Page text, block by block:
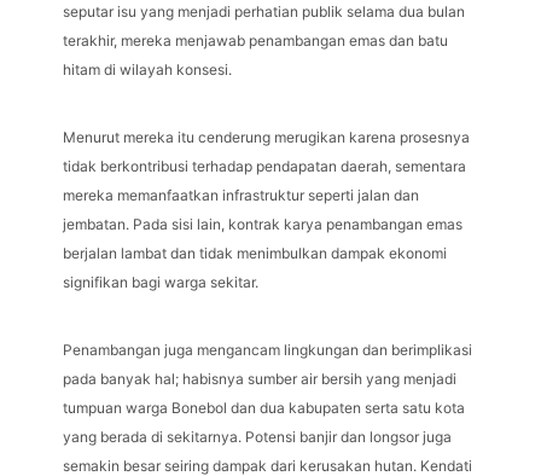
seputar isu yang menjadi perhatian publik selama dua bulan
terakhir, mereka menjawab penambangan emas dan batu
hitam di wilayah konsesi.
Menurut mereka itu cenderung merugikan karena prosesnya
tidak berkontribusi terhadap pendapatan daerah, sementara
mereka memanfaatkan infrastruktur seperti jalan dan
jembatan. Pada sisi lain, kontrak karya penambangan emas
berjalan lambat dan tidak menimbulkan dampak ekonomi
signifikan bagi warga sekitar.
Penambangan juga mengancam lingkungan dan berimplikasi
pada banyak hal; habisnya sumber air bersih yang menjadi
tumpuan warga Bonebol dan dua kabupaten serta satu kota
yang berada di sekitarnya. Potensi banjir dan longsor juga
semakin besar seiring dampak dari kerusakan hutan. Kendati